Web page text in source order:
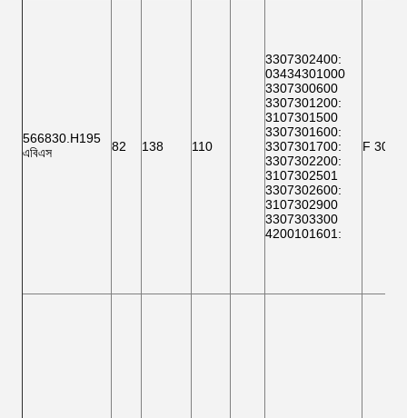
566830.H195
এবিএস
82 138 110
3307302400:
03434301000
3307300600
3307301200:
3107301500
3307301600:
3307301700:
3307302200:
3107302501
3307302600:
3107302900
3307303300
4200101601 :
F